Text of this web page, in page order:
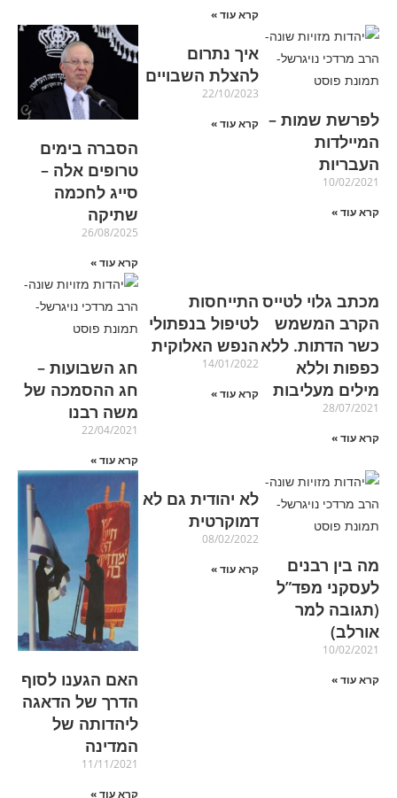
קרא עוד »
לפרשת שמות –
המיילדות
העבריות
10/02/2021
קרא עוד »
איך נתרום
להצלת השבויים
22/10/2023
קרא עוד »
הסברה בימים
טרופים אלה –
סייג לחכמה
שתיקה
26/08/2025
קרא עוד »
מכתב גלוי לטייס
הקרב המשמש
כשר הדתות. ללא
כפפות וללא
מילים מעליבות
28/07/2021
קרא עוד »
התייחסות
לטיפול בנפתולי
הנפש האלוקית
14/01/2022
קרא עוד »
חג השבועות –
חג ההסמכה של
משה רבנו
22/04/2021
קרא עוד »
מה בין רבנים
לעסקני מפד”ל
(תגובה למר
אורלב)
10/02/2021
קרא עוד »
לא יהודית גם לא
דמוקרטית
08/02/2022
קרא עוד »
האם הגענו לסוף
הדרך של הדאגה
ליהדותה של
המדינה
11/11/2021
קרא עוד »